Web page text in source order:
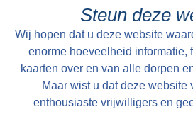
Folsgare, groot in het geheel,
Pondematen belast met 19
PYTTERS bewoond Petry
Huur, te huur doende boven
Car. Guldens waarop per
111 g.gls. Jelle Pytters
Steun deze
Wij hopen dat u deze website
enorme hoeveelheid informatie,
kaarten over en van alle dorpen
Maar wist u dat deze website
enthousiaste vrijwilligers en